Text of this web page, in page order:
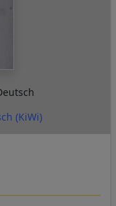
(KiWi)